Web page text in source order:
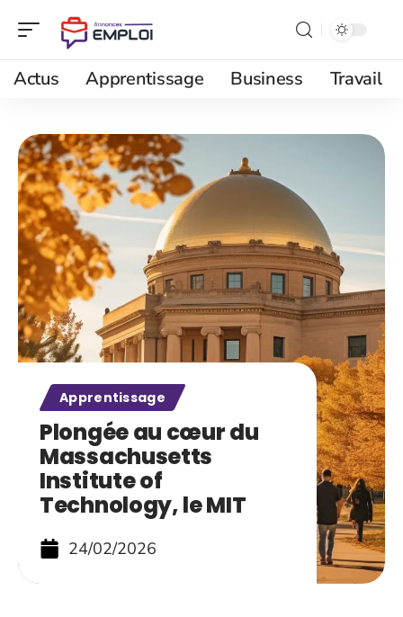
Actus Apprentissage Business Travail
Apprentissage
Plongée au cœur du
Massachusetts
Institute of
Technology, le MIT
24/02/2026